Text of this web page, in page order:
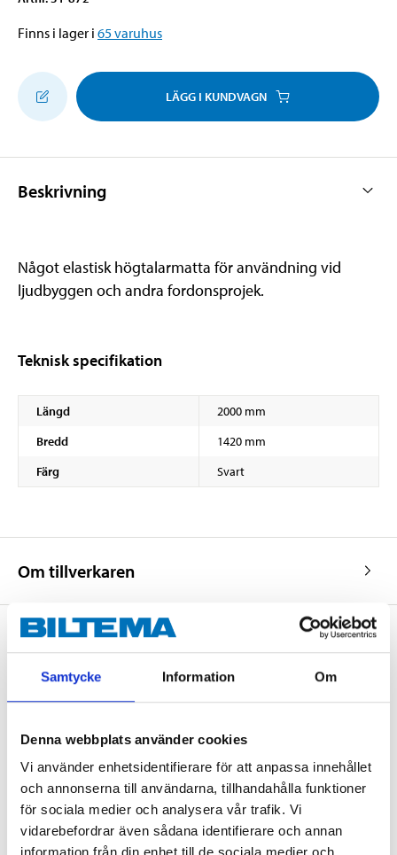
Samtycke Information Om
Denna webbplats använder cookies
Vi använder enhetsidentifierare för att anpassa innehållet
och annonserna till användarna, tillhandahålla funktioner
för sociala medier och analysera vår trafik. Vi
vidarebefordrar även sådana identifierare och annan
Finns i lager i 65varuhus
LÄGG I KUNDVAGN
Beskrivning
Något elastisk högtalarmatta för användning vid
ljudbyggen och andra fordonsprojek.
Teknisk specifikation
Längd
2000 mm
Bredd
1420 mm
Färg
Svart
Om tillverkaren
Köp & Hämta
Köp & Hämta i ditt varuhus inom 2 timmar! För mer information om
LÄS MER
Andra kunder köpte också